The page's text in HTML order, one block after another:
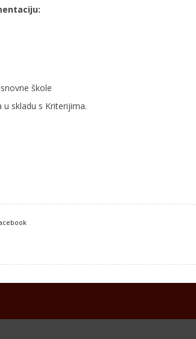
škole
skladu s Kriterijima.